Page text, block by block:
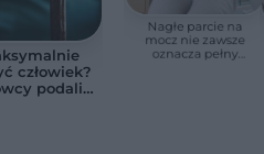
człowiek?
podali
Nagłe parcie na
mocz nie zawsze
oznacza pełny